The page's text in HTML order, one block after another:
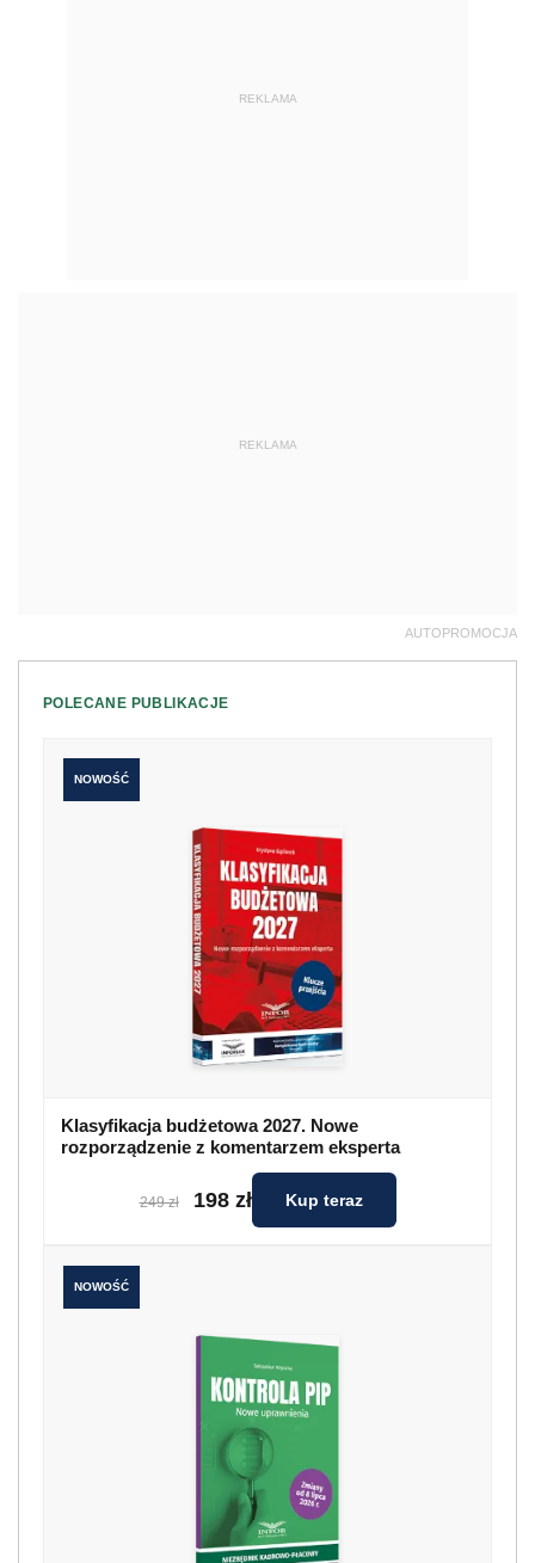
REKLAMA
REKLAMA
AUTOPROMOCJA
POLECANE PUBLIKACJE
NOWOŚĆ
Klasyfikacja budżetowa 2027. Nowe
rozporządzenie z komentarzem eksperta
249 zł 198 zł Kup teraz
NOWOŚĆ